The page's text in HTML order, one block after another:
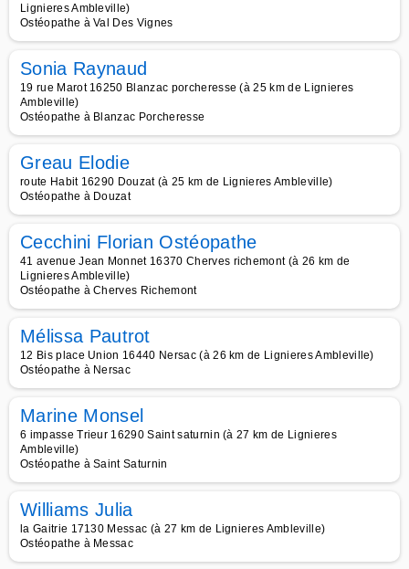
Lignieres Ambleville)
Ostéopathe à Val Des Vignes
Sonia Raynaud
19 rue Marot 16250 Blanzac porcheresse (à 25 km de Lignieres
Ambleville)
Ostéopathe à Blanzac Porcheresse
Greau Elodie
route Habit 16290 Douzat (à 25 km de Lignieres Ambleville)
Ostéopathe à Douzat
Cecchini Florian Ostéopathe
41 avenue Jean Monnet 16370 Cherves richemont (à 26 km de
Lignieres Ambleville)
Ostéopathe à Cherves Richemont
Mélissa Pautrot
12 Bis place Union 16440 Nersac (à 26 km de Lignieres Ambleville)
Ostéopathe à Nersac
Marine Monsel
6 impasse Trieur 16290 Saint saturnin (à 27 km de Lignieres
Ambleville)
Ostéopathe à Saint Saturnin
Williams Julia
la Gaitrie 17130 Messac (à 27 km de Lignieres Ambleville)
Ostéopathe à Messac